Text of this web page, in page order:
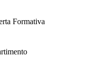
Formativa